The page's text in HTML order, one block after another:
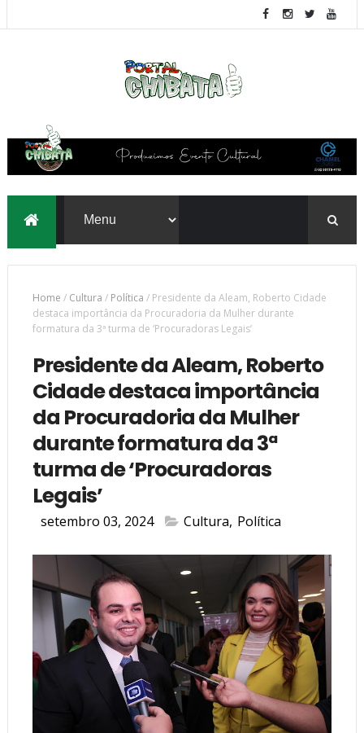
Home / Cultura / Política / Presidente da Aleam, Roberto Cidade
destaca importância da Procuradoria da Mulher durante
formatura da 3ª turma de ‘Procuradoras Legais’
Presidente da Aleam, Roberto
Cidade destaca importância
da Procuradoria da Mulher
durante formatura da 3ª
turma de ‘Procuradoras
Legais’
setembro 03, 2024 Cultura, Política